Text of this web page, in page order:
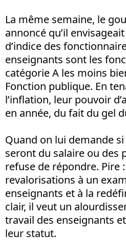
La même semaine, le
annoncé qu’il
d’indice des
enseignants sont les
catégorie A les moins
Fonction publique. En
l’inflation, leur pouvoir
en année, du fait du gel
Quand on lui demande
seront du salaire ou des
refuse de répondre. Pire
revalorisations à un
enseignants et à la
clair, il veut un
travail des enseignants
leur statut.